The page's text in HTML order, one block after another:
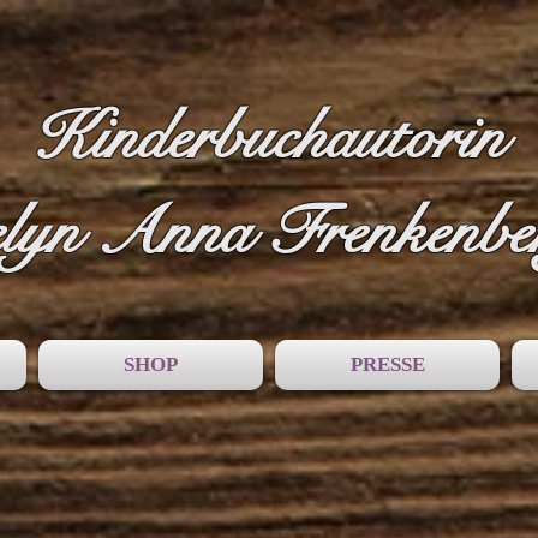
Kinderbuchautorin
Anna
SHOP PRESSE